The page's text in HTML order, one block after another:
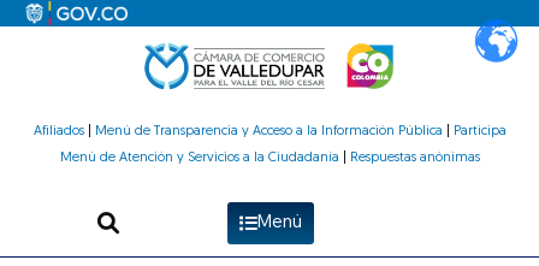
Afiliados| Menú de Transparencia y Acceso a la Información Pública
Participa
Menú de Atención y Servicios a la Ciudadanía
Respuestas anónimas
Menú